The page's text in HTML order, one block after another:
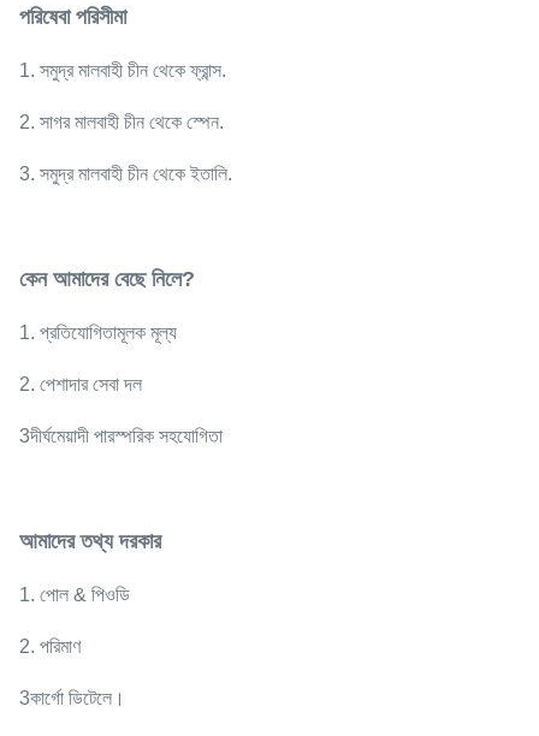
পরিষেবা পরিসীমা
1. সমুদ্র মালবাহী চীন থেকে ফ্রান্স.
2. সাগর মালবাহী চীন থেকে স্পেন.
3. সমুদ্র মালবাহী চীন থেকে ইতালি.
কেন আমাদের বেছে নিলে?
1. প্রতিযোগিতামূলক মূল্য
2. পেশাদার সেবা দল
3দীর্ঘমেয়াদী পারস্পরিক সহযোগিতা
আমাদের তথ্য দরকার
1. পোল & পিওডি
2. পরিমাণ
3কার্গো ডিটেলে।